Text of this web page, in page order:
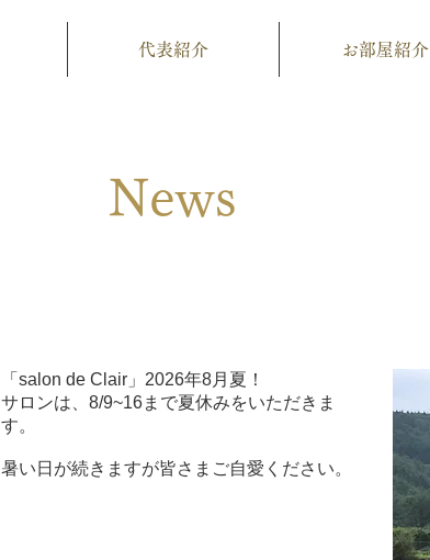
代表紹介 お部屋紹介
News
「salon de Clair」2026年8月夏！
サロンは、8/9~16まで夏休みをいただきま
す。
暑い日が続きますが皆さまご自愛ください。